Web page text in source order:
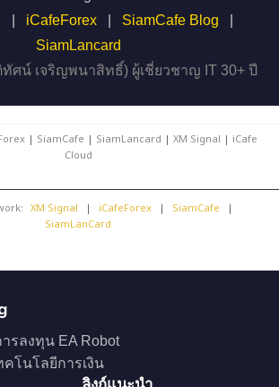
iCafeForex SiamCafe Blog
SiamLancard
ศน์ เจริญพนาสิทธิ์) ผู้เชี่ยวชาญ IT 30+ ปี
| SiamCafe | SiamLancard | XM Signal | iCafe
Cloud
XM Signal | iCafeForex | SiamCafe
|
SiamLanCard
รลงทุน EA Robot
คโนโลยีการเงิน